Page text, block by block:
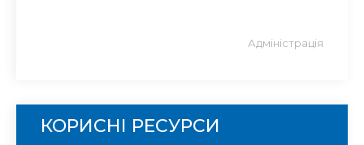
Адміністрація
КОРИСНІ РЕСУРСИ